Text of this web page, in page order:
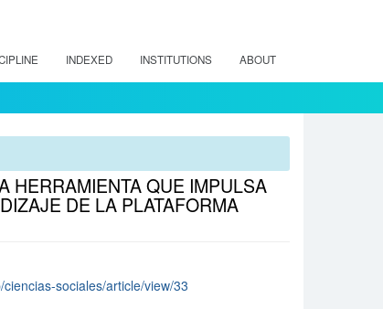
INDEXED INSTITUTIONS ABOUT
HERRAMIENTA QUE IMPULSA
DE LA PLATAFORMA
sociales/article/view/33